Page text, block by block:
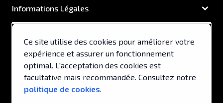
Informations Légales
Support & Services
Ce site utilise des cookies pour améliorer votre
expérience et assurer un fonctionnement
optimal. L'acceptation des cookies est
facultative mais recommandée. Consultez notre
politique de cookies.